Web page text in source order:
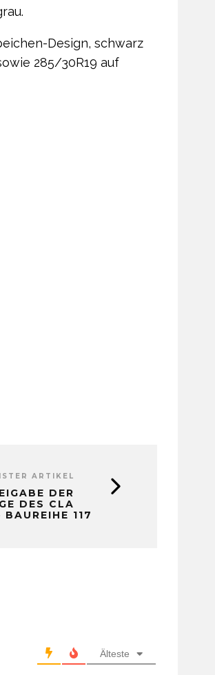
Design, schwarz
285/30R19 auf
ARTIKEL
DER
DES CLA
BAUREIHE 117
Älteste